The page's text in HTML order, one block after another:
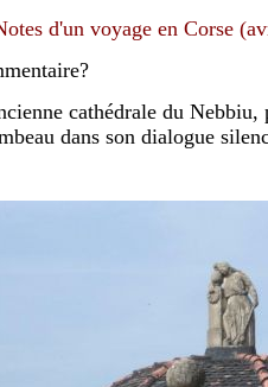
d'un voyage en Corse
cathédrale du Nebbiu,
dans son dialogue